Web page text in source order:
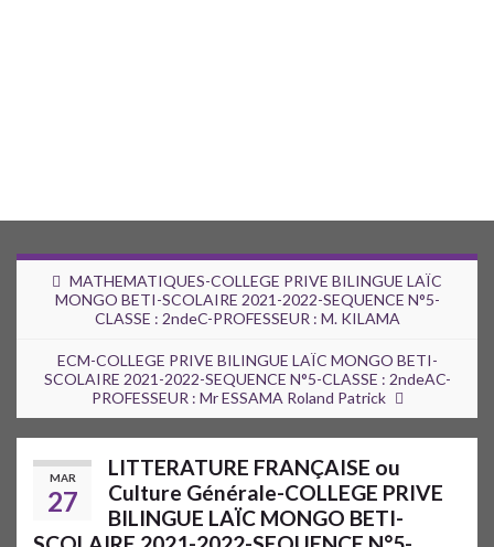
MATHEMATIQUES-COLLEGE PRIVE BILINGUE LAÏC
MONGO BETI-SCOLAIRE 2021-2022-SEQUENCE N°5-
CLASSE : 2ndeC-PROFESSEUR : M. KILAMA
ECM-COLLEGE PRIVE BILINGUE LAÏC MONGO BETI-
SCOLAIRE 2021-2022-SEQUENCE N°5-CLASSE : 2ndeAC-
PROFESSEUR : Mr ESSAMA Roland Patrick
MAR
27
LITTERATURE FRANÇAISE ou
Culture Générale-COLLEGE PRIVE
BILINGUE LAÏC MONGO BETI-